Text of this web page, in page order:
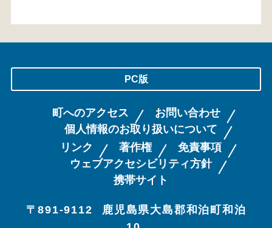
PC版
町へのアクセス
お問い合わせ
個人情報のお取り扱いについて
リンク
著作権
免責事項
ウェブアクセシビリティ方針
携帯サイト
〒891-9112
鹿児島県大島郡和泊町和泊